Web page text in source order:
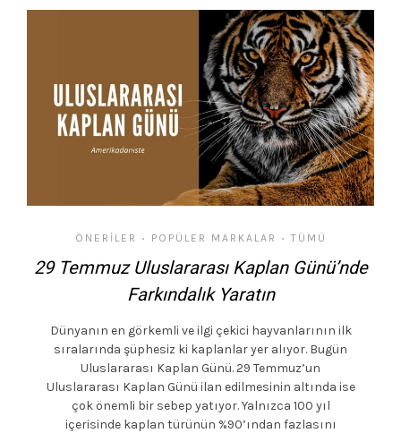
ÖNERILER • POPÜLER MARKALAR • TÜMÜ
29 Temmuz Uluslararası Kaplan Günü’nde
Farkındalık Yaratın
Dünyanın en görkemli ve ilgi çekici hayvanlarının ilk
sıralarında şüphesiz ki kaplanlar yer alıyor. Bugün
Uluslararası Kaplan Günü. 29 Temmuz’un
Uluslararası Kaplan Günü ilan edilmesinin altında ise
çok önemli bir sebep yatıyor. Yalnızca 100 yıl
içerisinde kaplan türünün %90’ından fazlasını